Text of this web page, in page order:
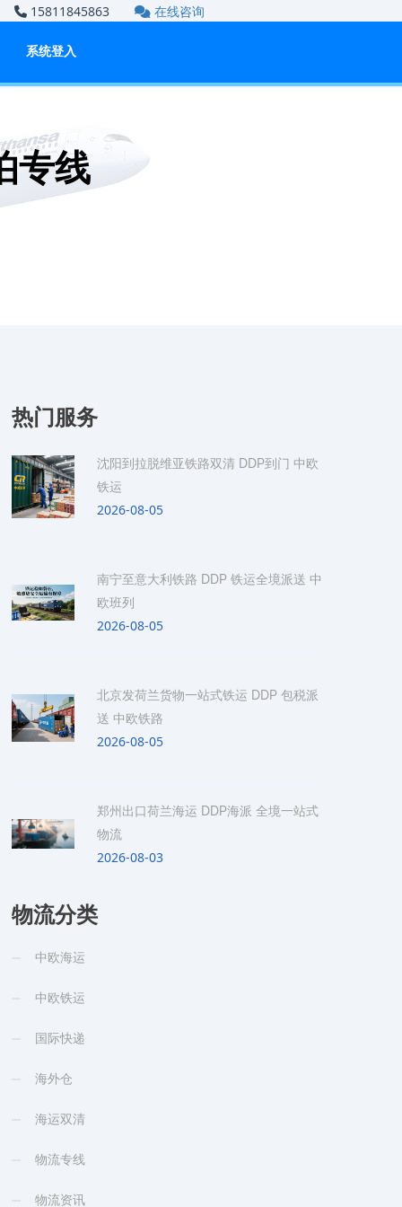
15811845863 在线咨询
系统登入
专线
热门服务
沈阳到拉脱维亚铁路双清 DDP到门 中欧
铁运
2026-08-05
南宁至意大利铁路 DDP 铁运全境派送 中
欧班列
2026-08-05
北京发荷兰货物一站式铁运 DDP 包税派
送 中欧铁路
2026-08-05
郑州出口荷兰海运 DDP海派 全境一站式
物流
2026-08-03
物流分类
中欧海运
中欧铁运
国际快递
海外仓
海运双清
物流专线
物流资讯